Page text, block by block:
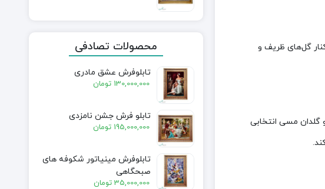
گل‌های ظریف و
گلدان مسی انتخابی
محصولات تصادفی
تابلوفرش عشق مادری
130,000,000 تومان
تابلو فرش جشن نامزدی
195,000,000 تومان
تابلوفرش مینیاتور شکوفه های
صبحگاهی
35,000,000 تومان